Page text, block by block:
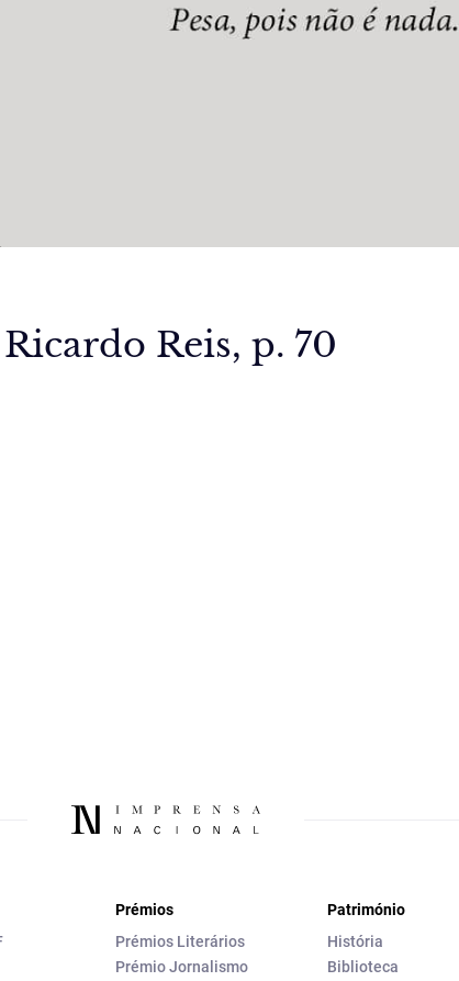
Reis, p. 70
Prémios
Prémios Literários
Prémio Jornalismo
Património
História
Biblioteca